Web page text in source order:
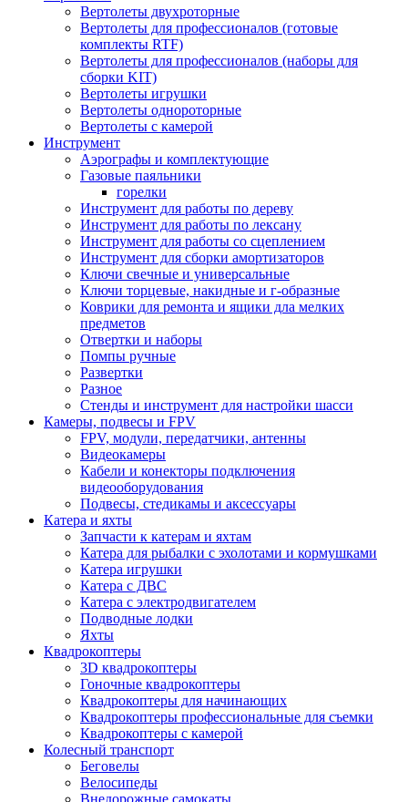
Вертолеты двухроторные
Вертолеты для профессионалов (готовые
комплекты RTF)
Вертолеты для профессионалов (наборы для
сборки KIT)
Вертолеты игрушки
Вертолеты однороторные
Вертолеты с камерой
Инструмент
Аэрографы и комплектующие
Газовые паяльники
горелки
Инструмент для работы по дереву
Инструмент для работы по лексану
Инструмент для работы со сцеплением
Инструмент для сборки амортизаторов
Ключи свечные и универсальные
Ключи торцевые, накидные и г-образные
Коврики для ремонта и ящики дла мелких
предметов
Отвертки и наборы
Помпы ручные
Развертки
Разное
Стенды и инструмент для настройки шасси
Камеры, подвесы и FPV
FPV, модули, передатчики, антенны
Видеокамеры
Кабели и конекторы подключения
видеооборудования
Подвесы, стедикамы и аксессуары
Катера и яхты
Запчасти к катерам и яхтам
Катера для рыбалки с эхолотами и кормушками
Катера игрушки
Катера с ДВС
Катера с электродвигателем
Подводные лодки
Яхты
Квадрокоптеры
3D квадрокоптеры
Гоночные квадрокоптеры
Квадрокоптеры для начинающих
Квадрокоптеры профессиональные для съемки
Квадрокоптеры с камерой
Колесный транспорт
Беговелы
Велосипеды
Внедорожные самокаты